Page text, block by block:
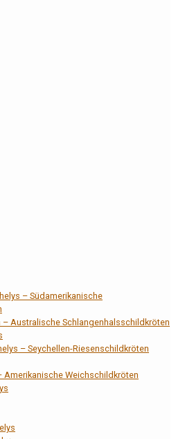
– Südamerikanische
– Australische Schlangenhalsschildkröten
– Seychellen-Riesenschildkröten
Amerikanische Weichschildkröten